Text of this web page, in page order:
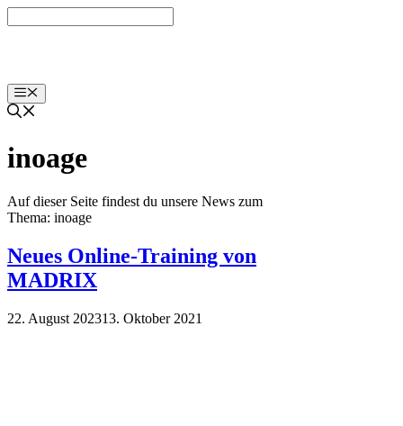
Inhalt
Menü
inoage
Auf dieser Seite findest du unsere News zum
Thema: inoage
Neues Online-Training von
MADRIX
22. August 202313. Oktober 2021